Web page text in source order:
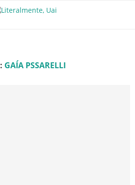
GAÍA PSSARELLI